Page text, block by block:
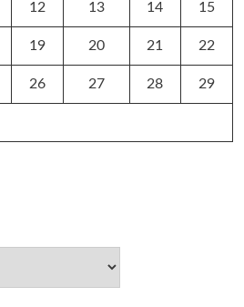
12 13 14 15
19 20 21 22
26 27 28 29